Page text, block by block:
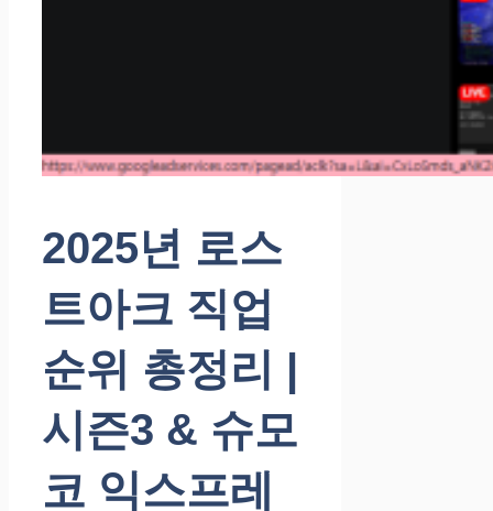
2025년 로스
트아크 직업
순위 총정리 |
시즌3 & 슈모
코 익스프레